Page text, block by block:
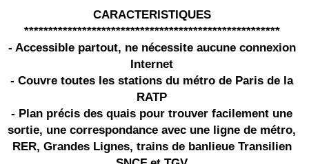
CARACTERISTIQUES
*****************************************************
- Accessible partout, ne nécessite aucune connexion
Internet
- Couvre toutes les stations du métro de Paris de la
RATP
- Plan précis des quais pour trouver facilement une
sortie, une correspondance avec une ligne de métro,
RER, Grandes Lignes, trains de banlieue Transilien